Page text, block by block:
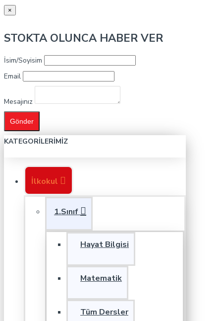
×
STOKTA OLUNCA HABER VER
İsim/Soyisim
Email
Mesajınız
Gönder
KATEGORILERIMIZ
İlkokul
1.Sınıf
Hayat Bilgisi
Matematik
Tüm Dersler